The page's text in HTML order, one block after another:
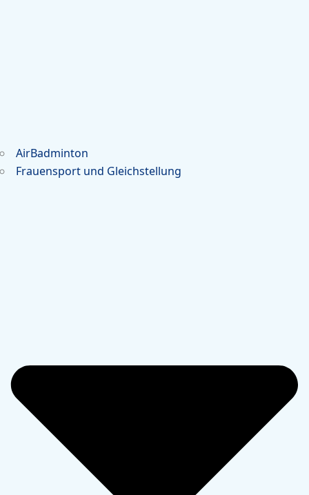
AirBadminton
Frauensport und Gleichstellung